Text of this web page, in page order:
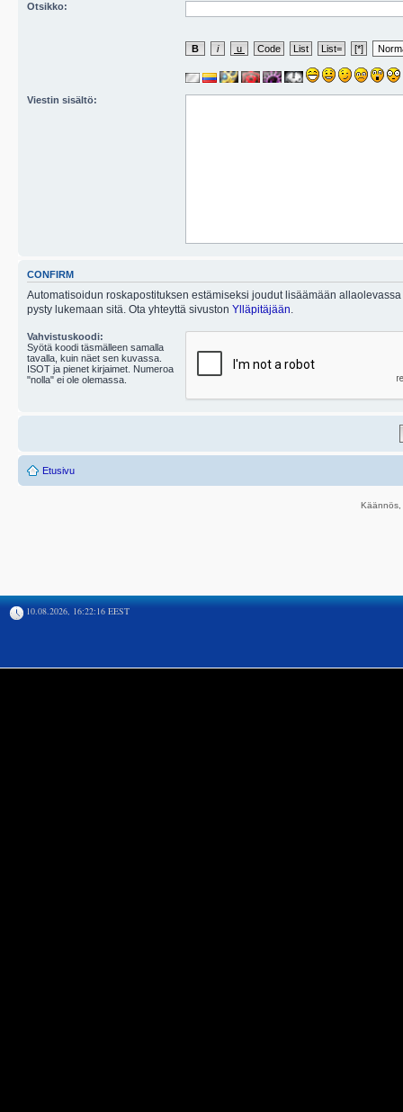
Otsikko:
Viestin sisältö:
CONFIRM
Automatisoidun roskapostituksen estämiseksi joudut lisäämään
pysty lukemaan sitä. Ota yhteyttä sivuston Ylläpitäjään
Vahvistuskoodi:
Syötä koodi täsmälleen samalla
tavalla, kuin näet sen kuvassa.
ISOT ja pienet kirjaimet. Numeroa
"nolla" ei ole olemassa.
Etusivu
10.08.2026, 16:22:16 EEST